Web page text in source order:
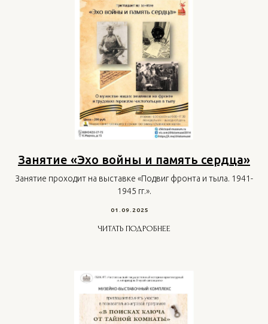
Занятие «Эхо войны и память сердца»
Занятие проходит на выставке «Подвиг фронта и тыла. 1941-
1945 гг.».
01.09.2025
ЧИТАТЬ ПОДРОБНЕЕ